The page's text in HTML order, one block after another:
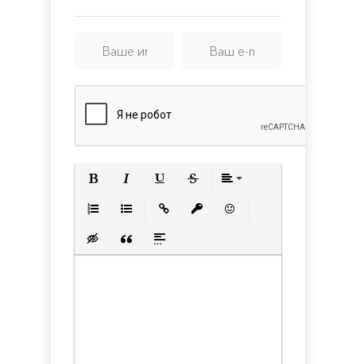
Вставка скрытого текста
Вставка цитаты
Вставка спойлера